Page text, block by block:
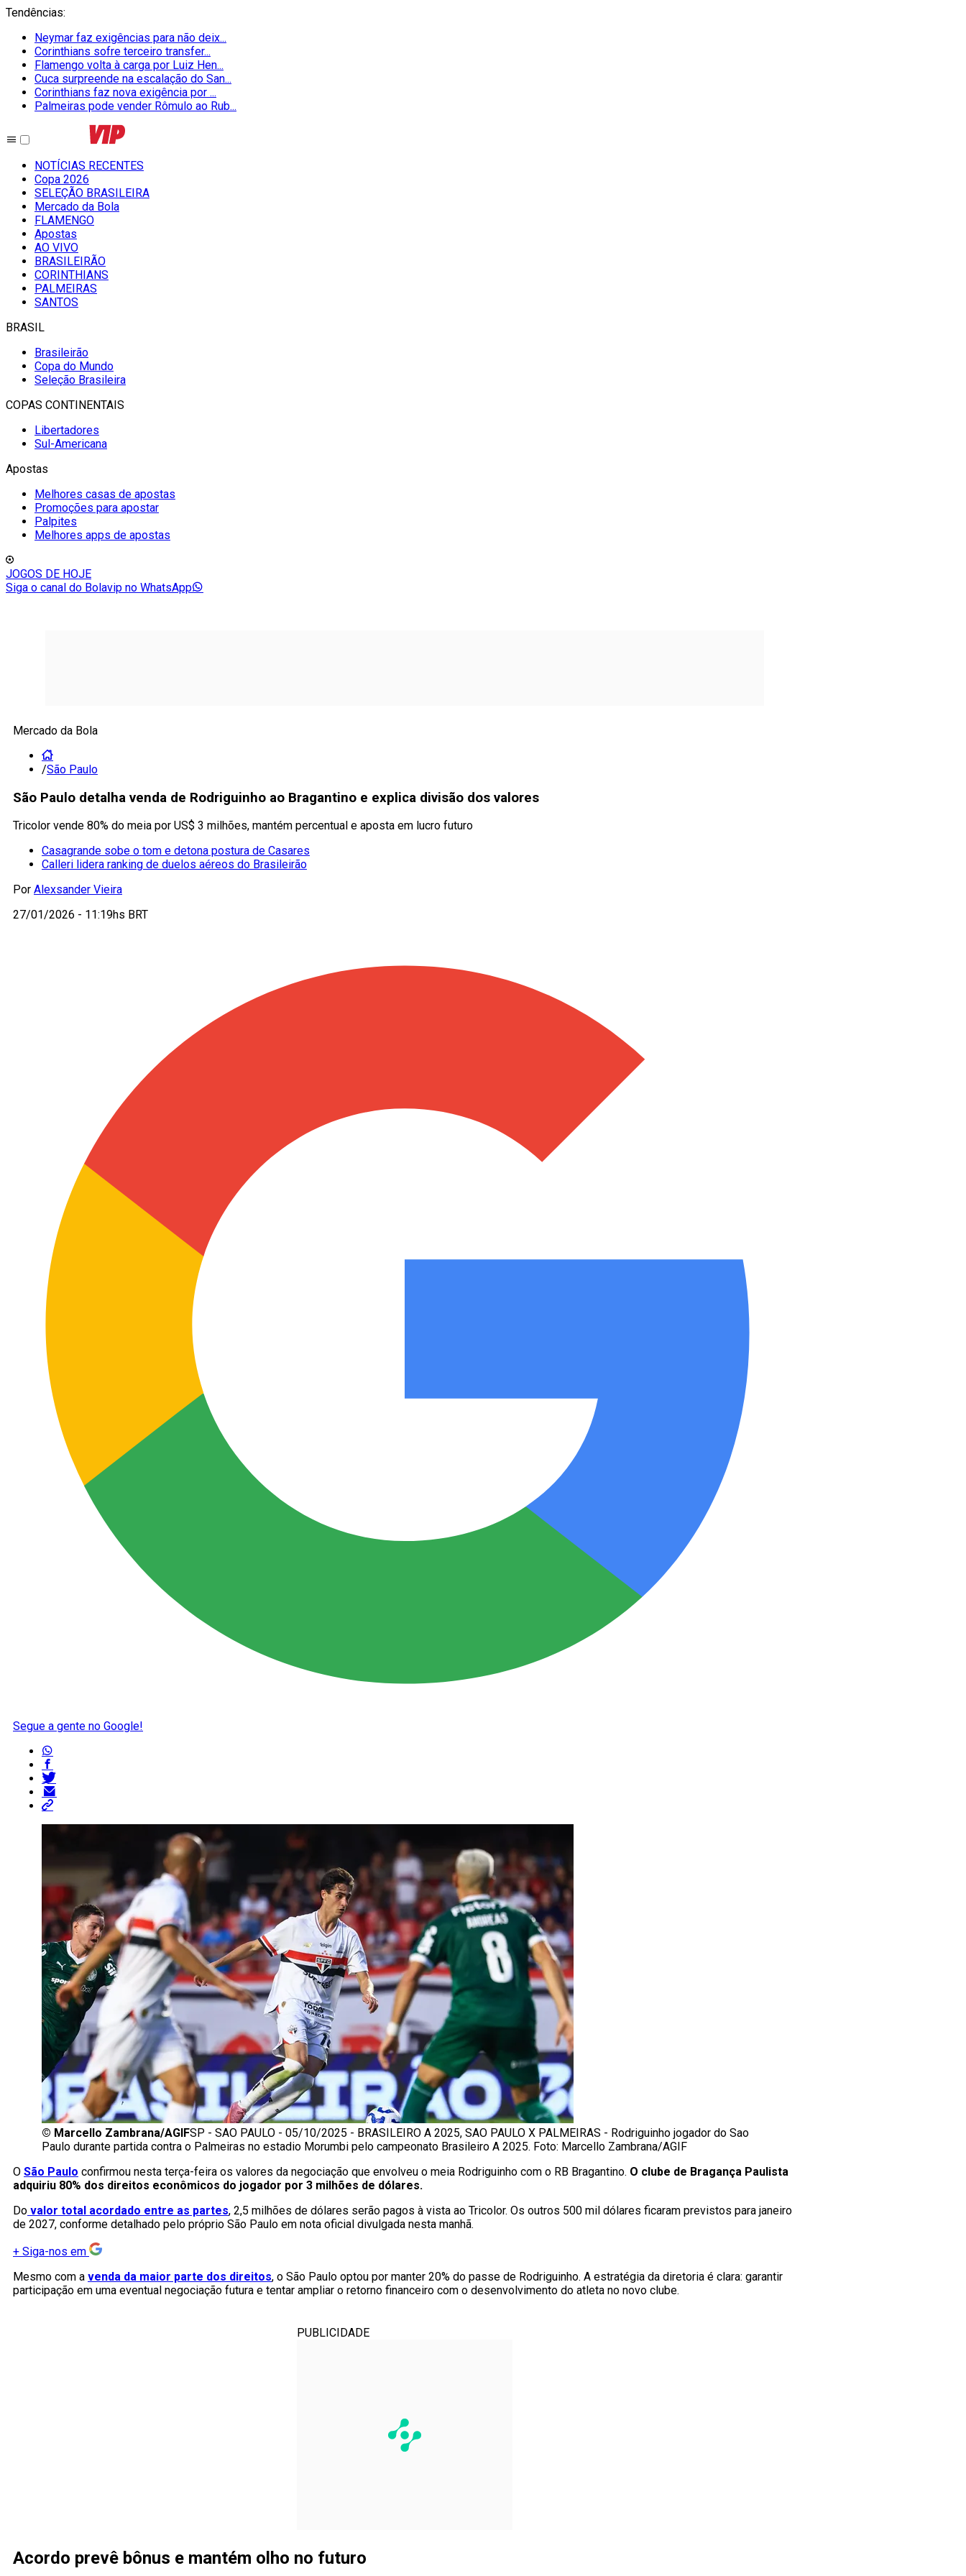
Tendências:
Neymar faz exigências para não deix...
Corinthians sofre terceiro transfer...
Flamengo volta à carga por Luiz Hen...
Cuca surpreende na escalação do San...
Corinthians faz nova exigência por ...
Palmeiras pode vender Rômulo ao Rub...
NOTÍCIAS RECENTES
Copa 2026
SELEÇÃO BRASILEIRA
Mercado da Bola
FLAMENGO
Apostas
AO VIVO
BRASILEIRÃO
CORINTHIANS
PALMEIRAS
SANTOS
BRASIL
Brasileirão
Copa do Mundo
Seleção Brasileira
COPAS CONTINENTAIS
Libertadores
Sul-Americana
Apostas
Melhores casas de apostas
Promoções para apostar
Palpites
Melhores apps de apostas
JOGOS DE HOJE
Siga o canal do Bolavip no WhatsApp
Mercado da Bola
/São Paulo
São Paulo detalha venda de Rodriguinho ao Bragantino e explica divisão dos valores
Tricolor vende 80% do meia por US$ 3 milhões, mantém percentual e aposta em lucro futuro
Casagrande sobe o tom e detona postura de Casares
Calleri lidera ranking de duelos aéreos do Brasileirão
Por Alexsander Vieira
27/01/2026 - 11:19hs BRT
Segue a gente no Google!
© Marcello Zambrana/AGIFSP - SAO PAULO - 05/10/2025 - BRASILEIRO A 2025, SAO PAULO X PALMEIRAS - Rodriguinho jogador do Sao
Paulo durante partida contra o Palmeiras no estadio Morumbi pelo campeonato Brasileiro A 2025. Foto: Marcello Zambrana/AGIF
O São Paulo confirmou nesta terça-feira os valores da negociação que envolveu o meia Rodriguinho com o RB Bragantino. O clube de Bragança Paulista
adquiriu 80% dos direitos econômicos do jogador por 3 milhões de dólares.
Do valor total acordado entre as partes, 2,5 milhões de dólares serão pagos à vista ao Tricolor. Os outros 500 mil dólares ficaram previstos para janeiro
de 2027, conforme detalhado pelo próprio São Paulo em nota oficial divulgada nesta manhã.
+ Siga-nos em
Mesmo com a venda da maior parte dos direitos, o São Paulo optou por manter 20% do passe de Rodriguinho. A estratégia da diretoria é clara: garantir
participação em uma eventual negociação futura e tentar ampliar o retorno financeiro com o desenvolvimento do atleta no novo clube.
PUBLICIDADE
Acordo prevê bônus e mantém olho no futuro